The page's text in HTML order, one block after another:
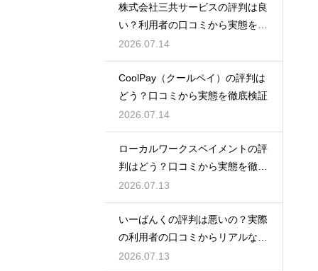
株式会社三共サービスの評判は良
い？利用者の口コミから実態を徹
底解説
2026.07.14
CoolPay（クールペイ）の評判は
どう？口コミから実態を徹底検証
2026.07.14
ローカルワークスペイメントの評
判はどう？口コミから実態を徹底
検証！
2026.07.13
いーばんくの評判は悪いの？実際
の利用者の口コミからリアルな実
態検証
2026.07.13